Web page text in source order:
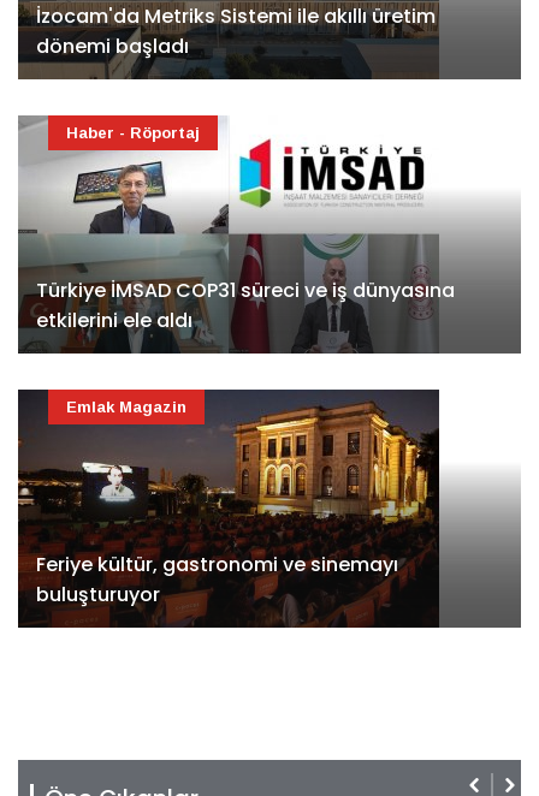
İzocam'da Metriks Sistemi ile akıllı üretim
dönemi başladı
Türkiye İMSAD COP31 süreci ve iş dünyasına
etkilerini ele aldı
Haber - Röportaj
Feriye kültür, gastronomi ve sinemayı
buluşturuyor
Emlak Magazin